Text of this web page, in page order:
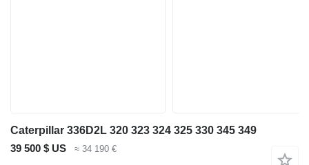
Caterpillar 336D2L 320 323 324 325 330 345 349
39 500 $ US
≈ 34 190 €